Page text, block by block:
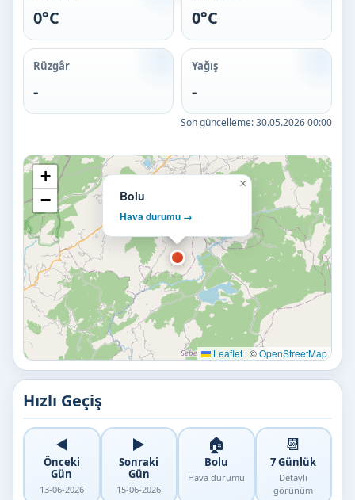
0°C 0°C
Rüzgâr
-
Yağış
-
Son güncelleme:30.05.2026 00:00
Bolu
Hava durumu →
×
+
−
Leaflet | ©OpenStreetMap
Hızlı Geçiş
◀️
Önceki
Gün
13-06-2026
▶️
Sonraki
Gün
15-06-2026
🏠
Bolu
Hava durumu
📆
7 Günlük
Detaylı
görünüm